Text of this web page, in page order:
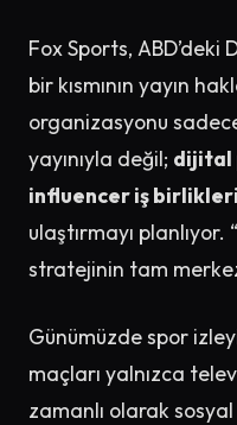
Fox Sports, ABD’deki
bir kısmının yayın
organizasyonu
yayınıyla değil; dijital
influencer iş birlikleri
ulaştırmayı
stratejinin tam
Günümüzde spor
maçları yalnızca
zamanlı olarak